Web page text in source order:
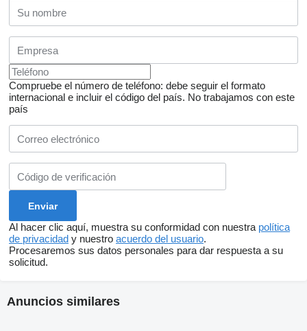
Compruebe el número de teléfono: debe seguir el formato
internacional e incluir el código del país. No trabajamos con este
país
Al hacer clic aquí, muestra su conformidad con nuestra política
de privacidad y nuestro acuerdo del usuario.
Procesaremos sus datos personales para dar respuesta a su
solicitud.
Anuncios similares